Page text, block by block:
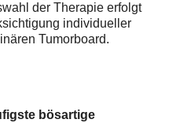
der Therapie erfolgt
individueller
Tumorboard.
bösartige